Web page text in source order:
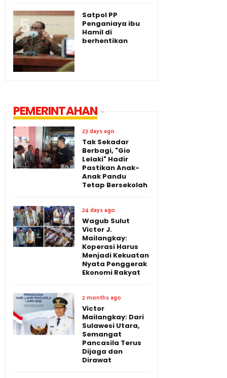
Satpol PP
Penganiaya ibu
Hamil di
berhentikan
PEMERINTAHAN
23 days ago
Tak Sekadar
Berbagi, "Gio
Lelaki" Hadir
Pastikan Anak-
Anak Pandu
Tetap Bersekolah
24 days ago
Wagub Sulut
Victor J.
Mailangkay:
Koperasi Harus
Menjadi Kekuatan
Nyata Penggerak
Ekonomi Rakyat
2 months ago
Victor
Mailangkay: Dari
Sulawesi Utara,
Semangat
Pancasila Terus
Dijaga dan
Dirawat